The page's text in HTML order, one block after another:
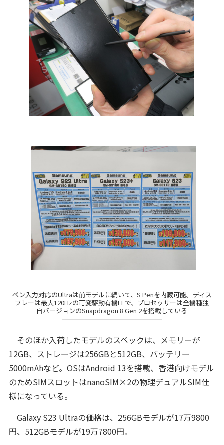
ペン入力対応のUltraは前モデルに続いて、S Penを内蔵可能。ディス
プレーは最大120Hzの可変駆動有機ELで、プロセッサーは全機種独
自バージョンのSnapdragon 8 Gen 2を搭載している
そのほか入荷したモデルのスペックは、メモリーが
12GB、ストレージは256GBと512GB、バッテリー
5000mAhなど。OSはAndroid 13を搭載、香港向けモデル
のためSIMスロットはnanoSIM×2の物理デュアルSIM仕
様になっている。
Galaxy S23 Ultraの価格は、256GBモデルが17万9800
円、512GBモデルが19万7800円。